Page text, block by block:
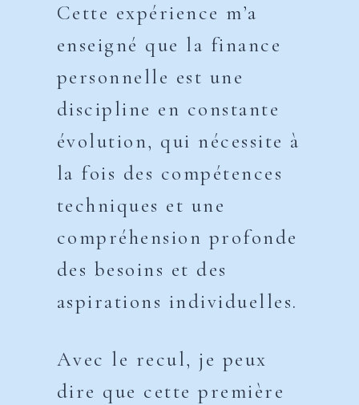
Cette expérience m’a
enseigné que la finance
personnelle est une
discipline en constante
évolution, qui nécessite à
la fois des compétences
techniques et une
compréhension profonde
des besoins et des
aspirations individuelles.
Avec le recul, je peux
dire que cette première